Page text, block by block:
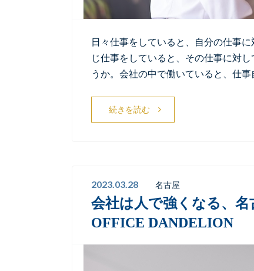
日々仕事をしていると、自分の仕事
じ仕事をしていると、その仕事に対
うか。会社の中で働いていると、仕
続きを読む
2023.03.28 名古屋
会社は人で強くなる、
OFFICE DANDELION